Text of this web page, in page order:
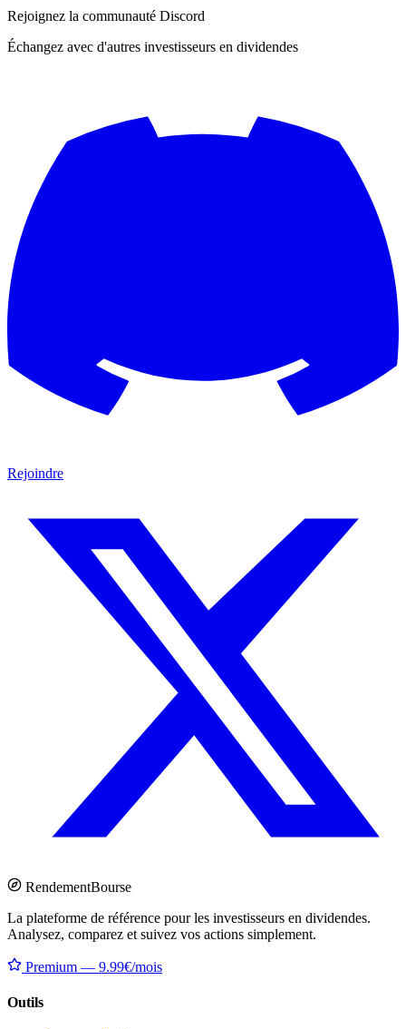
Rejoignez la communauté Discord
Échangez avec d'autres investisseurs en dividendes
Rejoindre
RendementBourse
La plateforme de référence pour les investisseurs en dividendes.
Analysez, comparez et suivez vos actions simplement.
Premium — 9.99€/mois
Outils